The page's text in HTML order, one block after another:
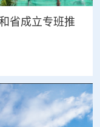
省成立专班推